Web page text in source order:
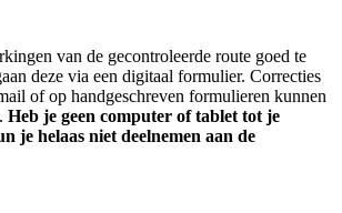
van de gecontroleerde route goed te
deze via een digitaal formulier. Correcties
of op handgeschreven formulieren kunnen
Heb je geen computer of tablet tot je
je helaas niet deelnemen aan de